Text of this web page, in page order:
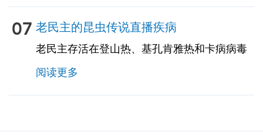
区，并为您提供必需的信息和处方药以预防高
原反应。
07 老民主的昆虫传说直播疾病
老民主存活在登山热、基孔肯雅热和卡病病毒
的狂热中。风险因为季节而已。与农村地区相
比，城市和地区这些疾病的风险更大。旅行者
的特定风险取消决定于特定的停留区域区域、
子，应与我们的TravelVax从业者那里进行讨
阅读更多